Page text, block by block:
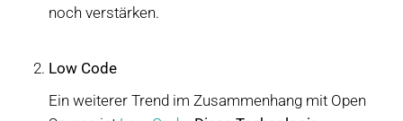
noch verstärken.
Low Code
Ein weiterer Trend im Zusammenhang mit Open